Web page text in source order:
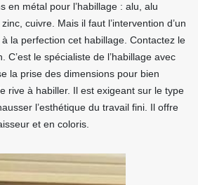
en métal pour l’habillage : alu, alu
cuivre. Mais il faut l’intervention d’un
la perfection cet habillage. Contactez le
C’est le spécialiste de l’habillage avec
la prise des dimensions pour bien
rive à habiller. Il est exigeant sur le type
l’esthétique du travail fini. Il offre
et en coloris.